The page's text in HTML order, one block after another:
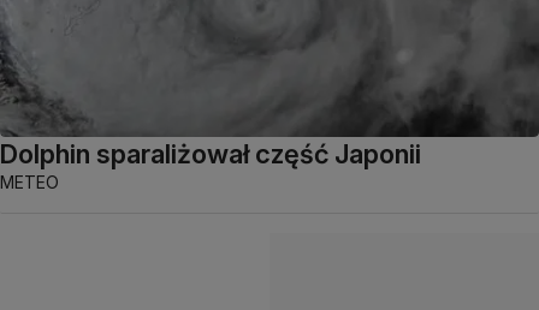
Dolphin sparaliżował część Japonii
METEO